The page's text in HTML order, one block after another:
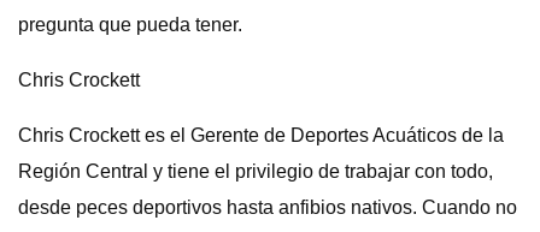
pregunta que pueda tener.
Chris Crockett
Chris Crockett es el Gerente de Deportes Acuáticos de la
Región Central y tiene el privilegio de trabajar con todo,
desde peces deportivos hasta anfibios nativos. Cuando no